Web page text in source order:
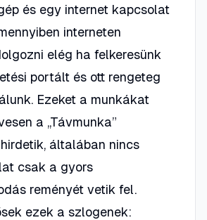
és egy internet kapcsolat
interneten
elég ha felkeresünk
portált és ott rengeteg
Ezeket a munkákat
a „Távmunka”
általában nincs
csak a gyors
reményét vetik fel.
ezek a szlogenek: